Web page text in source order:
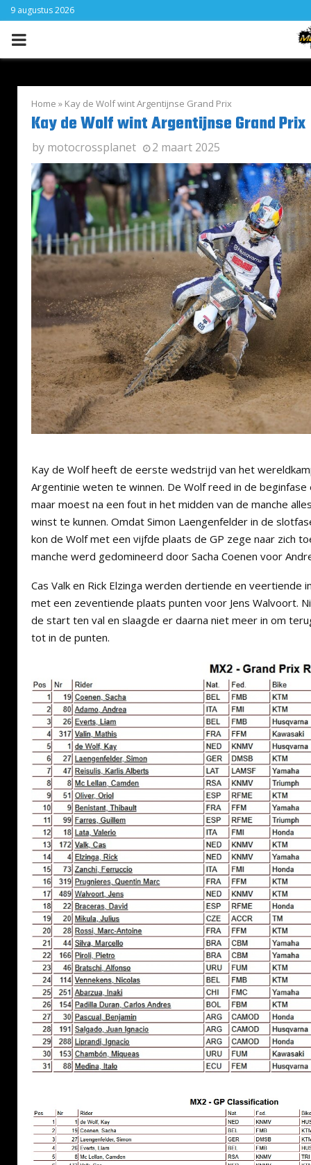
9 augustus 2026
PRIMARY
Home » Kay de Wolf wint Argentijnse Grand Prix
Kay de Wolf wint Argentijnse Grand Prix
by motocrossplanet 2 maart 2025
Kay de Wolf heeft de eerste wedstrijd van het
Argentinie weten te winnen. De Wolf reed in de
maar moest na een fout in het midden van de manche
winst te kunnen. Omdat Simon Laengenfelder in de
kon de Wolf met een vijfde plaats de GP zege naar zich
manche werd gedomineerd door Sacha Coenen voor
Cas Valk en Rick Elzinga werden dertiende en veertiende
met een zeventiende plaats punten voor Jens Walvoort.
de start ten val en slaagde er daarna niet meer in om
tot in de punten.